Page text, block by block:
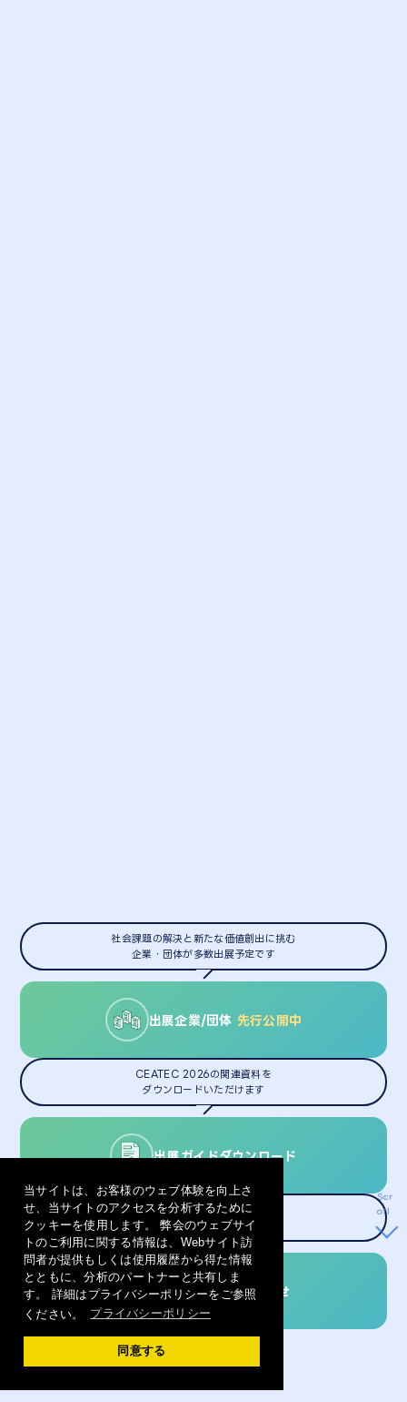
当サイトは、お客様のウェブ体験を向上さ
せ、当サイトのアクセスを分析するために
クッキーを使用します。 弊会のウェブサイ
トのご利用に関する情報は、Webサイト訪
問者が提供もしくは使用履歴から得た情報
とともに、分析のパートナーと共有しま
す。 詳細はプライバシーポリシーをご参照
ください。
プライバシーポリシー
同意する
社会課題の解決と新たな価値創出に挑む
企業・団体が多数出展予定です
出展企業/団体 先行公開中
CEATEC 2026の関連資料を
ダウンロードいただけます
出展ガイドダウンロード
どのような内容でも
ぜひ、お気軽にお問合せください
出展に関するお問合せ
Scr
oll